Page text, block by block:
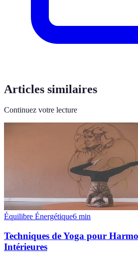
Articles similaires
Continuez votre lecture
Équilibre Énergétique6 min
Techniques de Yoga pour
Intérieures